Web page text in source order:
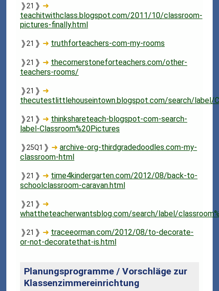
❱21 ❱ ➜
teachitwithclass.blogspot.com/2011/10/classroom-
pictures-finally.html
❱21 ❱ ➜ truthforteachers-com-my-rooms
❱21 ❱ ➜ thecornerstoneforteachers.com/other-
teachers-rooms/
❱21 ❱ ➜
thecutestlittlehouseintown.blogspot.com/search/label/
❱21 ❱ ➜ thinkshareteach-blogspot-com-search-
label-Classroom%20Pictures
❱25Q1 ❱ ➜archive-org-thirdgradedoodles.com-my-
classroom-html
❱21 ❱ ➜ time4kindergarten.com/2012/08/back-to-
schoolclassroom-caravan.html
❱21 ❱ ➜
whattheteacherwantsblog.com/search/label/
❱21 ❱ ➜ traceeorman.com/2012/08/to-decorate-
or-not-decoratethat-is.html
Planungsprogramme / Vorschläge zur
Klassenzimmereinrichtung